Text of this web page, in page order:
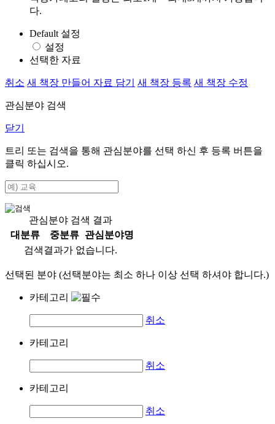
다.
Default 설정
설정
선택한 자료
취소 새 책장 만들어 자료 담기 새 책장 등록 새 책장 수정
관심분야 검색
닫기
트리 또는 검색을 통해 관심분야를 선택 하신 후 등록 버튼을
클릭 하십시오.
관심분야 검색 결과
대분류
중분류
관심분야명
검색결과가 없습니다.
선택된 분야 (선택분야는 최소 하나 이상 선택 하셔야 합니다.)
카테고리
취소
카테고리
취소
카테고리
취소